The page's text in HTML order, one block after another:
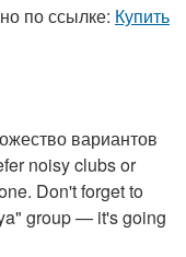
по ссылке: Купить
вариантов
noisy clubs or
Don't forget to
group — it's going